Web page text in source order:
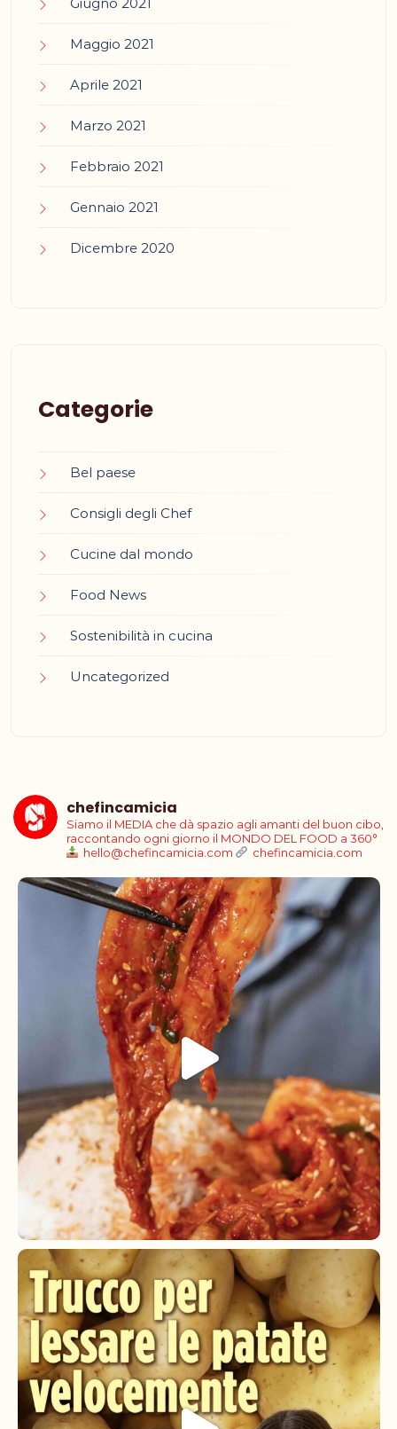
Maggio 2021
Aprile 2021
Marzo 2021
Febbraio 2021
Gennaio 2021
Dicembre 2020
Categorie
Bel paese
Consigli degli Chef
Cucine dal mondo
Food News
Sostenibilità in cucina
Uncategorized
chefincamicia
Siamo il MEDIA che dà spazio agli amanti del buon cibo,
raccontando ogni giorno il MONDO DEL FOOD a 360°
hello@chefincamicia.com
chefincamicia.com